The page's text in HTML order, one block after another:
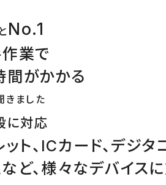
No.1
業で
間がかかる
きました
に対応
ト、ICカード、デジタ
ど、様々なデバイス